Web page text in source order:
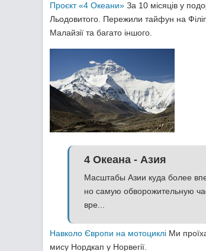
Проєкт «4 Океани» За 10 місяців у
Льодовитого. Пережили тайфун на
Малайзії та багато іншого.
4 Океана - Азия
Масштабы Азии куда более
но самую обворожительную
вре...
Навколо Європи на мотоциклі Ми
мису Нордкап у Норвегії.